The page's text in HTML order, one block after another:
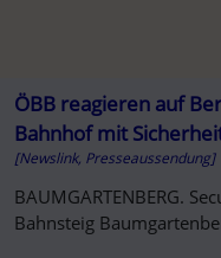
ÖBB reagieren auf
Bahnhof mit
[Newslink, Presseaussendung]
BAUMGARTENBERG.
Bahnsteig